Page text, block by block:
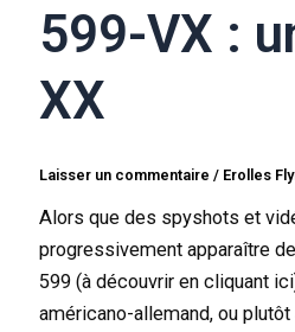
599-VX :
XX
Laisser un commentaire / Erolles
Alors que des spyshots et
progressivement apparaître
599 (à découvrir en cliquant
américano-allemand, ou